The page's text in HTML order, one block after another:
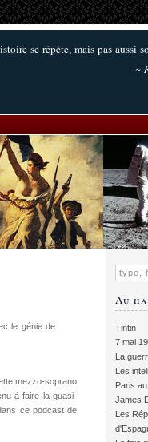
se répète, mais pas aussi
~
le génie de
mezzo-soprano
à faire la quasi-
ce podcast de
Au
Tintin
7 mai
La
Les
Paris
James
Les